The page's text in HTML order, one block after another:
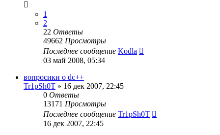
1
2
22 Ответы
49662 Просмотры
Последнее сообщение Kodla
03 май 2008, 05:34
вопросики о dc++
Tr1pSh0T » 16 дек 2007, 22:45
0 Ответы
13171 Просмотры
Последнее сообщение Tr1pSh0T
16 дек 2007, 22:45